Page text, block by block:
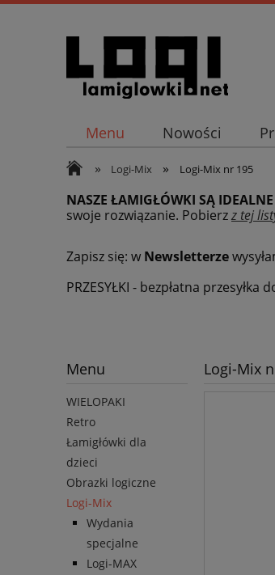
Menu Nowości
» Logi-Mix » Logi-Mix nr 195
NASZE ŁAMIGŁÓWKI SĄ
swoje rozwiązanie. Pobierzz tej
Zapisz się: w Newsletterze
PRZESYŁKI - bezpłatna
Menu
WIELOPAKI
Retro
Łamigłówki dla
dzieci
Obrazki logiczne
Logi-Mix
Wydania
specjalne
Logi-MAX
Logi-Mix